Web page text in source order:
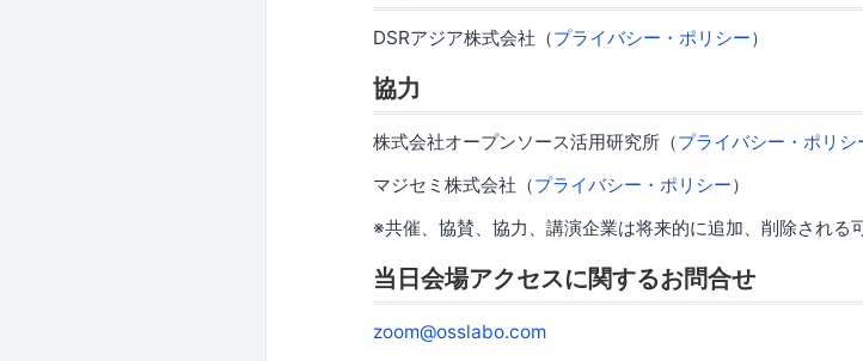
DSRアジア株式会社（プライバシー・ポリシー）
協力
株式会社オープンソース活用研究所（プライバシー・ポリシ
マジセミ株式会社（プライバシー・ポリシー）
※共催、協賛、協力、講演企業は将来的に追加、削除される
当日会場アクセスに関するお問合せ
zoom@osslabo.com